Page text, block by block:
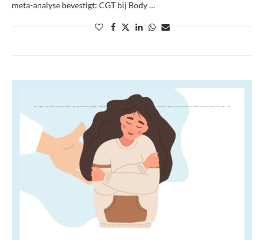
meta-analyse bevestigt: CGT bij Body …